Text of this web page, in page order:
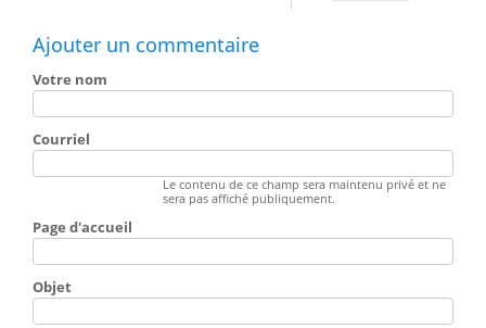
Ajouter un commentaire
Votre nom
Courriel
Le contenu de ce champ sera maintenu privé et ne
sera pas affiché publiquement.
Page d'accueil
Objet